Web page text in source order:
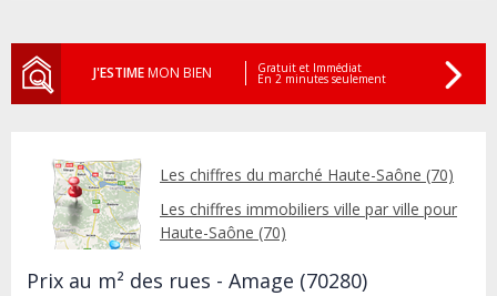
J'ESTIMEMON BIEN Gratuit et Immédiat
En 2 minutes seulement
Les chiffres du marché Haute-Saône (70)
Les chiffres immobiliers ville par ville pour
Haute-Saône (70)
Prix au m² des rues - Amage (70280)